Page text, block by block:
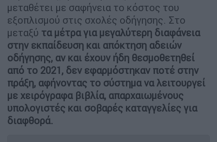
μεταθέτει με σαφήνεια το κόστος του
εξοπλισμού στις σχολές οδήγησης. Στο
μεταξύ τα μέτρα για μεγαλύτερη διαφάνεια
στην εκπαίδευση και απόκτηση αδειών
οδήγησης, αν και έχουν ήδη θεσμοθετηθεί
από το 2021, δεν εφαρμόστηκαν ποτέ στην
πράξη, αφήνοντας το σύστημα να λειτουργεί
με χειρόγραφα βιβλία, απαρχαιωμένους
υπολογιστές και σοβαρές καταγγελίες για
διαφθορά.